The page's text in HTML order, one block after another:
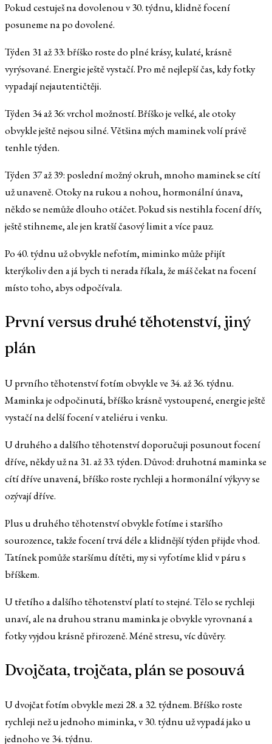
Pokud cestuješ na dovolenou v 30. týdnu, klidně focení
posuneme na po dovolené.
Týden 31 až 33: bříško roste do plné krásy, kulaté, krásně
vyrýsované. Energie ještě vystačí. Pro mě nejlepší čas, kdy fotky
vypadají nejautentičtěji.
Týden 34 až 36: vrchol možností. Bříško je velké, ale otoky
obvykle ještě nejsou silné. Většina mých maminek volí právě
tenhle týden.
Týden 37 až 39: poslední možný okruh, mnoho maminek se cítí
už unaveně. Otoky na rukou a nohou, hormonální únava,
někdo se nemůže dlouho otáčet. Pokud sis nestihla focení dřív,
ještě stihneme, ale jen kratší časový limit a více pauz.
Po 40. týdnu už obvykle nefotím, miminko může přijít
kterýkoliv den a já bych ti nerada říkala, že máš čekat na focení
místo toho, abys odpočívala.
První versus druhé těhotenství, jiný
plán
U prvního těhotenství fotím obvykle ve 34. až 36. týdnu.
Maminka je odpočinutá, bříško krásně vystoupené, energie ještě
vystačí na delší focení v ateliéru i venku.
U druhého a dalšího těhotenství doporučuji posunout focení
dříve, někdy už na 31. až 33. týden. Důvod: druhotná maminka se
cítí dříve unavená, bříško roste rychleji a hormonální výkyvy se
ozývají dříve.
Plus u druhého těhotenství obvykle fotíme i staršího
sourozence, takže focení trvá déle a klidnější týden přijde vhod.
Tatínek pomůže staršímu dítěti, my si vyfotíme klid v páru s
bříškem.
U třetího a dalšího těhotenství platí to stejné. Tělo se rychleji
unaví, ale na druhou stranu maminka je obvykle vyrovnaná a
fotky vyjdou krásně přirozeně. Méně stresu, víc důvěry.
Dvojčata, trojčata, plán se posouvá
U dvojčat fotím obvykle mezi 28. a 32. týdnem. Bříško roste
rychleji než u jednoho miminka, v 30. týdnu už vypadá jako u
jednoho ve 34. týdnu.